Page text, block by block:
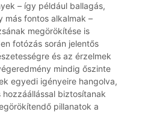
– így például ballagás,
más fontos alkalmak –
megörökítése is
fotózás során jelentős
és az érzelmek
mindig őszinte
egyedi igényeire hangolva,
biztosítanak
pillanatok a